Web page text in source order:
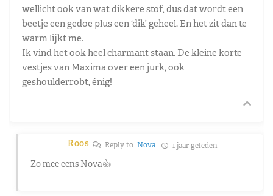
wellicht ook van wat dikkere stof, dus dat wordt een
beetje een gedoe plus een ‘dik’ geheel. En het zit dan te
warm lijkt me.
Ik vind het ook heel charmant staan. De kleine korte
vestjes van Maxima over een jurk, ook
geshoulderrobt, énig!
Roos Reply to Nova 1 jaar geleden
Zo mee eens Nova👍